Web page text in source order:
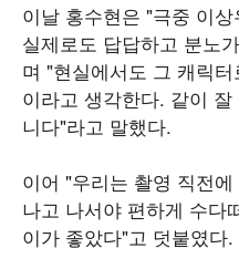
이날 홍수현은 "극중 이
실제로도 답답하고 분노
며 "현실에서도 그 캐릭
이라고 생각한다. 같이
니다"라고 말했다.
이어 "우리는 촬영 직전
나고 나서야 편하게 수다
이가 좋았다"고 덧붙였다.